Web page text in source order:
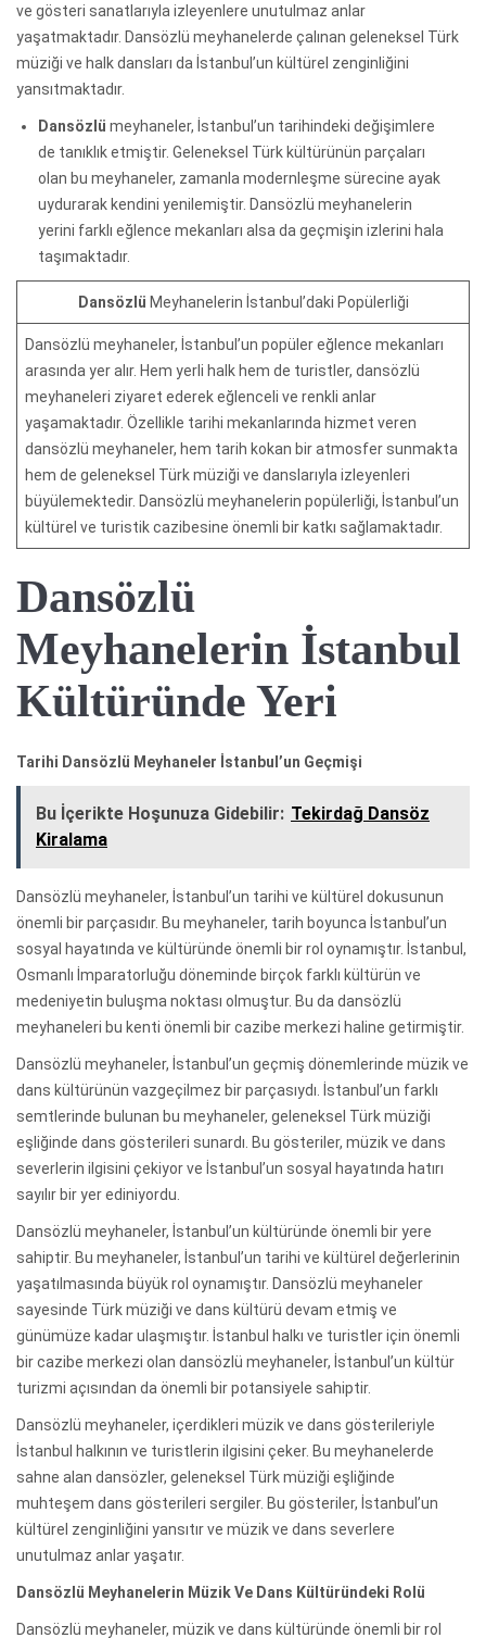
ve gösteri sanatlarıyla izleyenlere unutulmaz anlar
yaşatmaktadır. Dansözlü meyhanelerde çalınan geleneksel Türk
müziği ve halk dansları da İstanbul’un kültürel zenginliğini
yansıtmaktadır.
Dansözlü meyhaneler, İstanbul’un tarihindeki değişimlere
de tanıklık etmiştir. Geleneksel Türk kültürünün parçaları
olan bu meyhaneler, zamanla modernleşme sürecine ayak
uydurarak kendini yenilemiştir. Dansözlü meyhanelerin
yerini farklı eğlence mekanları alsa da geçmişin izlerini hala
taşımaktadır.
Dansözlü Meyhanelerin İstanbul’daki Popülerliği
Dansözlü meyhaneler, İstanbul’un popüler eğlence mekanları
arasında yer alır. Hem yerli halk hem de turistler, dansözlü
meyhaneleri ziyaret ederek eğlenceli ve renkli anlar
yaşamaktadır. Özellikle tarihi mekanlarında hizmet veren
dansözlü meyhaneler, hem tarih kokan bir atmosfer sunmakta
hem de geleneksel Türk müziği ve danslarıyla izleyenleri
büyülemektedir. Dansözlü meyhanelerin popülerliği, İstanbul’un
kültürel ve turistik cazibesine önemli bir katkı sağlamaktadır.
Dansözlü
Meyhanelerin İstanbul
Kültüründe Yeri
Tarihi Dansözlü Meyhaneler İstanbul’un Geçmişi
Bu İçerikte Hoşunuza Gidebilir: Tekirdağ Dansöz
Kiralama
Dansözlü meyhaneler, İstanbul’un tarihi ve kültürel dokusunun
önemli bir parçasıdır. Bu meyhaneler, tarih boyunca İstanbul’un
sosyal hayatında ve kültüründe önemli bir rol oynamıştır. İstanbul,
Osmanlı İmparatorluğu döneminde birçok farklı kültürün ve
medeniyetin buluşma noktası olmuştur. Bu da dansözlü
meyhaneleri bu kenti önemli bir cazibe merkezi haline getirmiştir.
Dansözlü meyhaneler, İstanbul’un geçmiş dönemlerinde müzik ve
dans kültürünün vazgeçilmez bir parçasıydı. İstanbul’un farklı
semtlerinde bulunan bu meyhaneler, geleneksel Türk müziği
eşliğinde dans gösterileri sunardı. Bu gösteriler, müzik ve dans
severlerin ilgisini çekiyor ve İstanbul’un sosyal hayatında hatırı
sayılır bir yer ediniyordu.
Dansözlü meyhaneler, İstanbul’un kültüründe önemli bir yere
sahiptir. Bu meyhaneler, İstanbul’un tarihi ve kültürel değerlerinin
yaşatılmasında büyük rol oynamıştır. Dansözlü meyhaneler
sayesinde Türk müziği ve dans kültürü devam etmiş ve
günümüze kadar ulaşmıştır. İstanbul halkı ve turistler için önemli
bir cazibe merkezi olan dansözlü meyhaneler, İstanbul’un kültür
turizmi açısından da önemli bir potansiyele sahiptir.
Dansözlü meyhaneler, içerdikleri müzik ve dans gösterileriyle
İstanbul halkının ve turistlerin ilgisini çeker. Bu meyhanelerde
sahne alan dansözler, geleneksel Türk müziği eşliğinde
muhteşem dans gösterileri sergiler. Bu gösteriler, İstanbul’un
kültürel zenginliğini yansıtır ve müzik ve dans severlere
unutulmaz anlar yaşatır.
Dansözlü Meyhanelerin Müzik Ve Dans Kültüründeki Rolü
Dansözlü meyhaneler, müzik ve dans kültüründe önemli bir rol